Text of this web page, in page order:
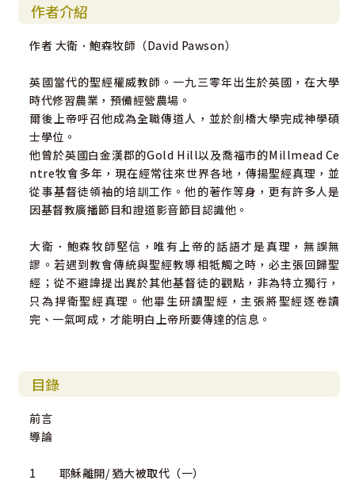
＊沒有金銀的有效宣教：人為資源（錢、硬體、建築等）正
是使徒所缺乏的，驅使他們歸向神，全心倚靠神的供應。
＊可聽可見的完整福音：傳完整，不打折的福音，讓人可看
聖靈。
作者介紹
作者 大衛．鮑森牧師（David Pawson）
英國當代的聖經權威教師。一九三零年出生於英國，在大學
時代修習農業，預備經營農場。
爾後上帝呼召他成為全職傳道人，並於劍橋大學完成神學碩
士學位。
他曾於英國白金漢郡的Gold Hill以及喬福市的Millmead Ce
ntre牧會多年，現在經常往來世界各地，傳揚聖經真理，並
從事基督徒領袖的培訓工作。他的著作等身，更有許多人是
因基督教廣播節目和證道影音節目認識他。
大衛．鮑森牧師堅信，唯有上帝的話語才是真理，無誤無
謬。若遇到教會傳統與聖經教導相牴觸之時，必主張回歸聖
經；從不避諱提出異於其他基督徒的觀點，非為特立獨行，
只為捍衛聖經真理。他畢生研讀聖經，主張將聖經逐卷讀
完、一氣呵成，才能明白上帝所要傳達的信息。
目錄
前言
導論
1 耶穌離開/ 猶大被取代（一）